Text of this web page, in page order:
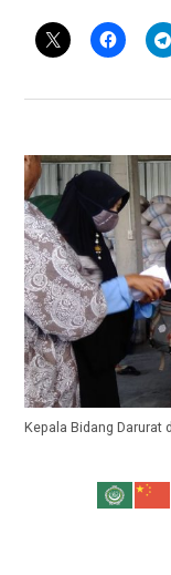
Kepala Bidang Darurat